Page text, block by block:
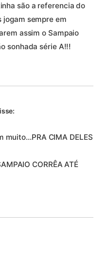
são a referencia do
sempre em
assim o Sampaio
sonhada série A!!!
muito…PRA CIMA DELES
CORRÊA ATÉ